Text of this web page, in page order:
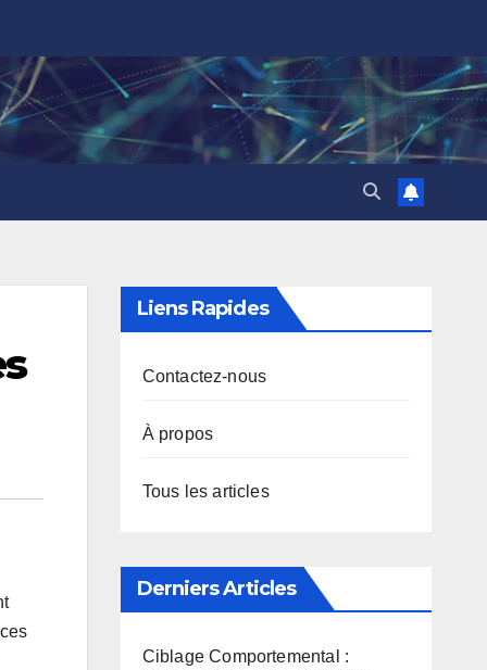
Liens Rapides
Contactez-nous
À propos
Tous les articles
Derniers Articles
Ciblage Comportemental :